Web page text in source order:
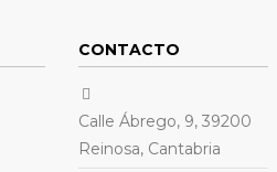
CONTACTO
Calle Ábrego, 9, 39200
Reinosa, Cantabria